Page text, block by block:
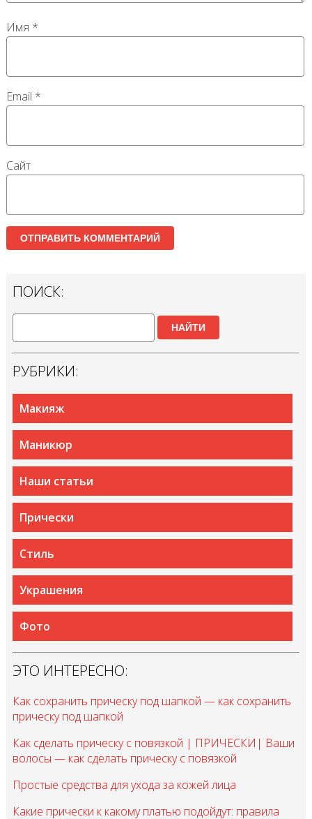
Имя *
Email *
Сайт
ПОИСК:
НАЙТИ
РУБРИКИ:
Макияж
Маникюр
Наши статьи
Прически
Стиль
Украшения
Фото
ЭТО ИНТЕРЕСНО:
Как сохранить прическу под шапкой — как сохранить
прическу под шапкой
Как сделать прическу с повязкой | ПРИЧЕСКИ| Ваши
волосы — как сделать прическу с повязкой
Простые средства для ухода за кожей лица
Какие прически к какому платью подойдут: правила